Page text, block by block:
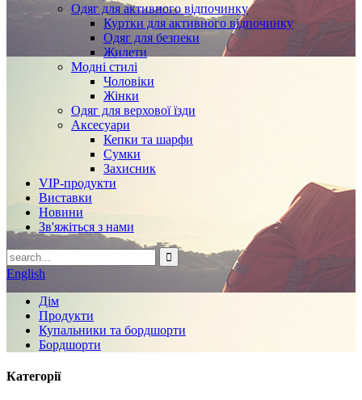
Одяг для активного відпочинку
Куртки для активного відпочинку
Одяг для безпеки
Жилети
Модні стилі
Чоловіки
Жінки
Одяг для верхової їзди
Аксесуари
Кепки та шарфи
Сумки
Захисник
VIP-продукти
Виставки
Новини
Зв'яжіться з нами
English
Дім
Продукти
Купальники та бордшорти
Бордшорти
Категорії